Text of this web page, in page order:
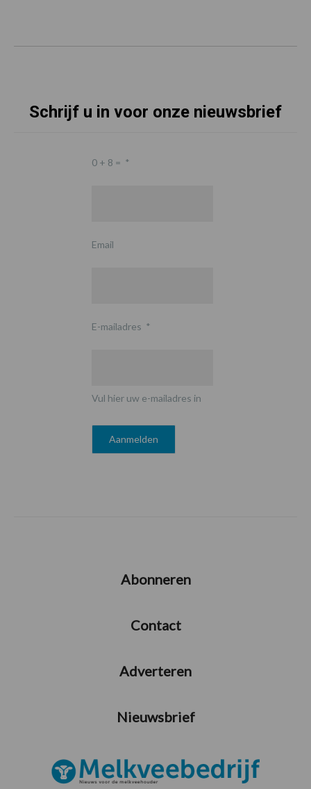
Schrijf u in voor onze nieuwsbrief
0 + 8 = *
Email
E-mailadres *
Vul hier uw e-mailadres in
Abonneren
Contact
Adverteren
Nieuwsbrief